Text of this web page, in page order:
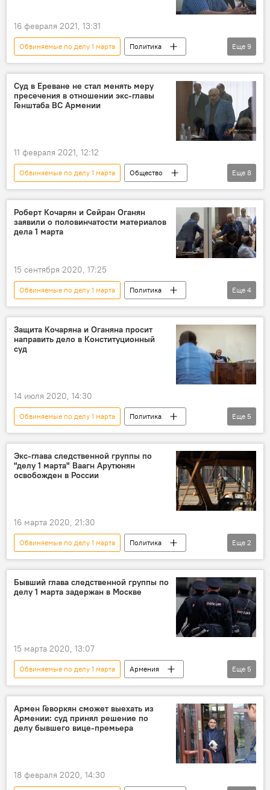
16 февраля 2021, 13:31
Обвиняемые по делу 1 марта
Политика
Армения
Общество
дело 1 марта
обсуждение
Азербайджан
ходатайство
Новости Армения
суд
Еще 9
Суд в Ереване не стал менять меру
пресечения в отношении экс-главы
Генштаба ВС Армении
11 февраля 2021, 12:12
Обвиняемые по делу 1 марта
Общество
Армения
Политика
Ереван
мера пресечения
Генштаб
Новости Армения
суд
Еще 8
Роберт Кочарян и Сейран Оганян
заявили о половинчатости материалов
дела 1 марта
15 сентября 2020, 17:25
Обвиняемые по делу 1 марта
Политика
Армения
Роберт Кочарян
дело 1 марта
Сейран Оганян
Еще 4
Защита Кочаряна и Оганяна просит
направить дело в Конституционный
суд
14 июля 2020, 14:30
Обвиняемые по делу 1 марта
Политика
Армения
суд
Роберт Кочарян
Конституционный суд
Сейран Оганян
Еще 5
Экс-глава следственной группы по
"делу 1 марта" Ваагн Арутюнян
освобожден в России
16 марта 2020, 21:30
Обвиняемые по делу 1 марта
Политика
Армения
дело 1 марта
Еще 2
Бывший глава следственной группы по
делу 1 марта задержан в Москве
15 марта 2020, 13:07
Обвиняемые по делу 1 марта
Армения
Политика
дело 1 марта
Москва
обвинение
экстрадиция
Еще 5
Армен Геворкян сможет выехать из
Армении: суд принял решение по
делу бывшего вице-премьера
18 февраля 2020, 14:30